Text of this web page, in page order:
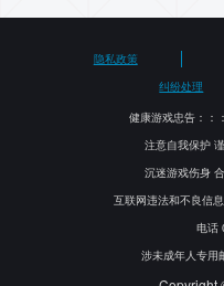
隐私政策
纠纷处理
健康游戏忠告：
注意自我保护
沉迷游戏伤身
互联网违法和不良信
电话
涉未成年人专用